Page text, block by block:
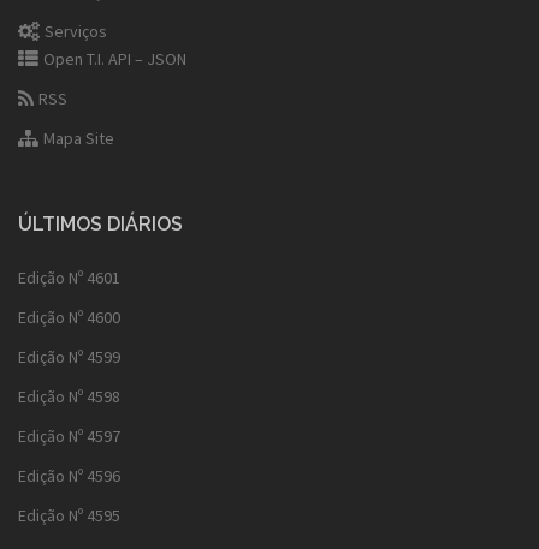
Serviços
Open T.I. API – JSON
RSS
Mapa Site
ÚLTIMOS DIÁRIOS
Edição Nº 4601
Edição Nº 4600
Edição Nº 4599
Edição Nº 4598
Edição Nº 4597
Edição Nº 4596
Edição Nº 4595